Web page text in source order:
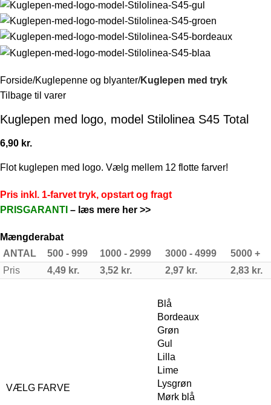
Forside Kuglepenne og blyanter Kuglepen med tryk
Tilbage til varer
Kuglepen med logo, model Stilolinea S45 Total
6,90 kr.
Flot kuglepen med logo. Vælg mellem 12 flotte farver!
Pris inkl. 1-farvet tryk, opstart og fragt
PRISGARANTI – læs mere her >>
Mængderabat
ANTAL
500 - 999 1000 - 2999 3000 - 4999
5000 +
Pris
4,49 kr. 3,52 kr. 2,97 kr. 2,83 kr.
VÆLG FARVE
Blå
Bordeaux
Grøn
Gul
Lilla
Lime
Lysgrøn
Mørk blå